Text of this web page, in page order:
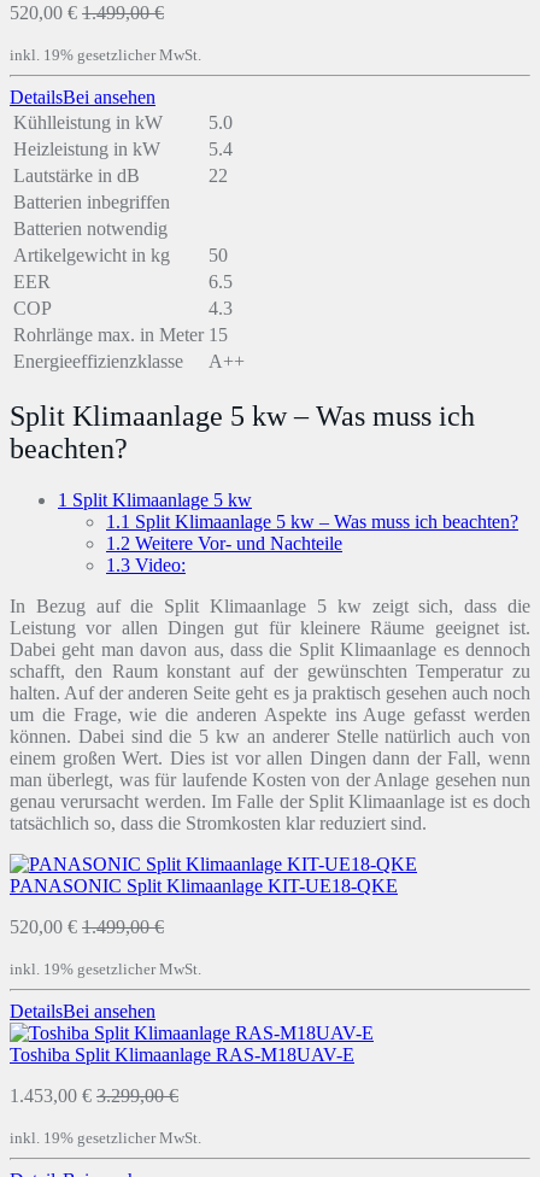
520,00 € 1.499,00 €
inkl. 19% gesetzlicher MwSt.
DetailsBei ansehen
Kühlleistung in kW
5.0
Heizleistung in kW
5.4
Lautstärke in dB
22
Batterien inbegriffen
Batterien notwendig
Artikelgewicht in kg
50
EER
6.5
COP
4.3
Rohrlänge max. in Meter 15
Energieeffizienzklasse
A++
Split Klimaanlage 5 kw – Was muss ich
beachten?
1 Split Klimaanlage 5 kw
1.1 Split Klimaanlage 5 kw – Was muss ich beachten?
1.2 Weitere Vor- und Nachteile
1.3 Video:
In Bezug auf die Split Klimaanlage 5 kw zeigt sich, dass die
Leistung vor allen Dingen gut für kleinere Räume geeignet ist.
Dabei geht man davon aus, dass die Split Klimaanlage es dennoch
schafft, den Raum konstant auf der gewünschten Temperatur zu
halten. Auf der anderen Seite geht es ja praktisch gesehen auch noch
um die Frage, wie die anderen Aspekte ins Auge gefasst werden
können. Dabei sind die 5 kw an anderer Stelle natürlich auch von
einem großen Wert. Dies ist vor allen Dingen dann der Fall, wenn
man überlegt, was für laufende Kosten von der Anlage gesehen nun
genau verursacht werden. Im Falle der Split Klimaanlage ist es doch
tatsächlich so, dass die Stromkosten klar reduziert sind.
PANASONIC Split Klimaanlage KIT-UE18-QKE
520,00 € 1.499,00 €
inkl. 19% gesetzlicher MwSt.
DetailsBei ansehen
Toshiba Split Klimaanlage RAS-M18UAV-E
1.453,00 € 3.299,00 €
inkl. 19% gesetzlicher MwSt.